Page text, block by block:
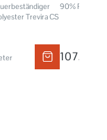
Trevira CS
90%
107,00 €